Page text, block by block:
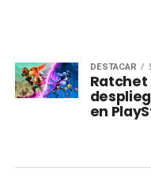
DESTACAR
Ratchet
en